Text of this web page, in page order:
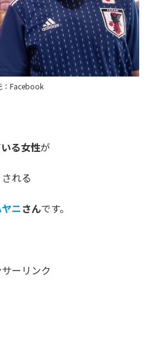
：Facebook
る女性が
される
ニさんです。
ーリンク